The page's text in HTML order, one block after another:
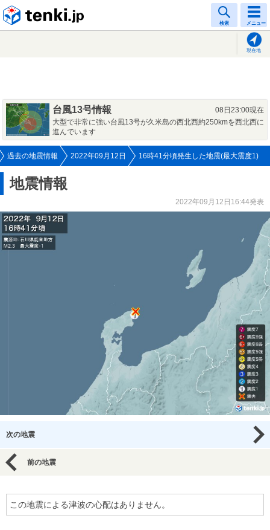
検索 メニュー
現在地
台風13号情報
08日23:00現在
大型で非常に強い台風13号が久米島の西北西約250kmを西北西に
進んでいます
過去の地震情報 2022年09月12日 16時41分頃発生した地震(最大震度1)
地震情報
2022年09月12日16:44発表
次の地震
前の地震
この地震による津波の心配はありません。